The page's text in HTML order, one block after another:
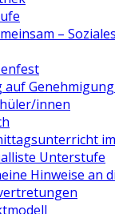
–
auf
innen
Unterstufe
Hinweise an